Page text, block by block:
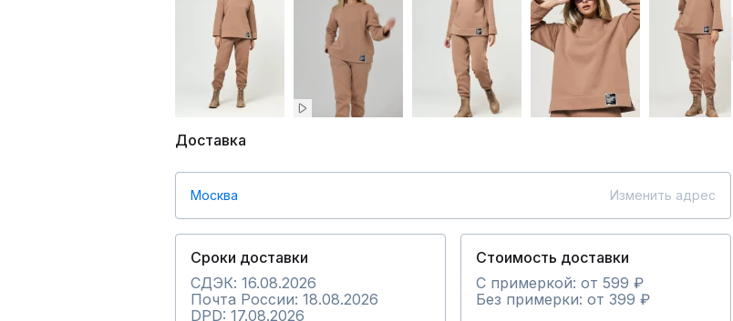
Доставка
Москва Изменить адрес
Сроки доставки
СДЭК: 16.08.2026
Почта России: 18.08.2026
DPD: 17.08.2026
Стоимость доставки
С примеркой: от 599 ₽
Без примерки: от 399 ₽